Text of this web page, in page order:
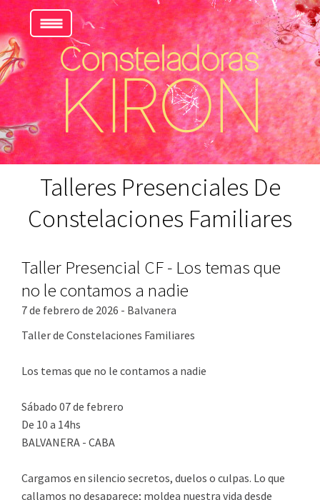
Talleres Presenciales De
Constelaciones Familiares
Taller Presencial CF - Los temas que
no le contamos a nadie
7 de febrero de 2026 - Balvanera
Taller de Constelaciones Familiares
Los temas que no le contamos a nadie
Sábado 07 de febrero
De 10 a 14hs
BALVANERA - CABA
Cargamos en silencio secretos, duelos o culpas. Lo que
callamos no desaparece; moldea nuestra vida desde